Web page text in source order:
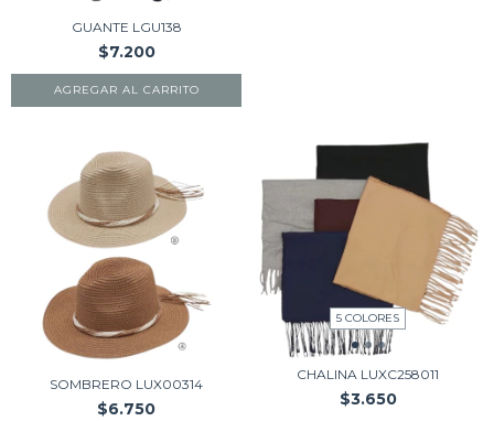
GUANTE LGU138
$7.200
AGREGAR AL CARRITO
SOMBRERO LUX00314
$6.750
5 COLORES
CHALINA LUXC258011
$3.650